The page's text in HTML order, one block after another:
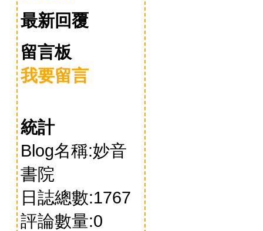
最新回覆
留言板
我要留言
統計
Blog名稱:妙音
書院
日誌總數:1767
評論數量:0